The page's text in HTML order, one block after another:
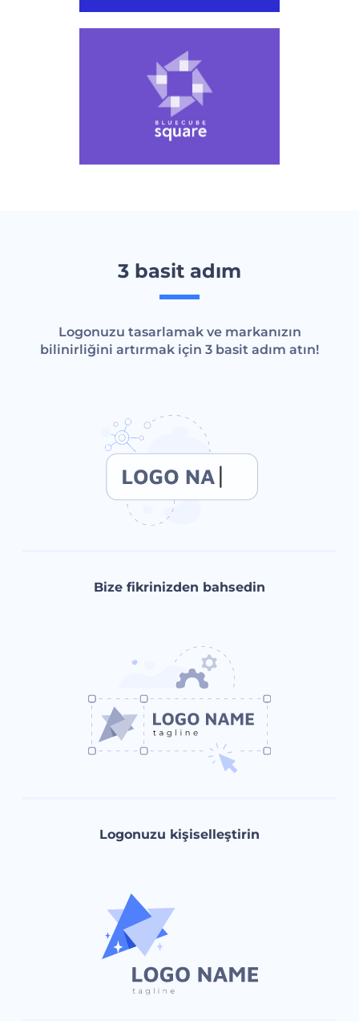
3 basit adım
Logonuzu tasarlamak ve markanızın
bilinirliğini artırmak için 3 basit adım atın!
Bize fikrinizden bahsedin
Logonuzu kişiselleştirin